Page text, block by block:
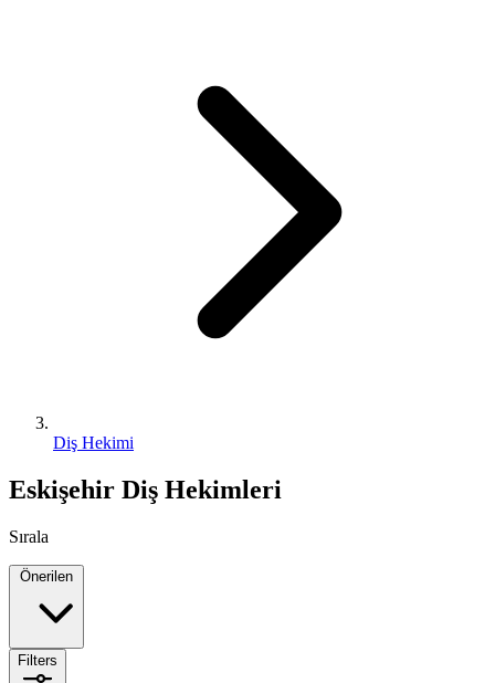
Diş Hekimi
Eskişehir Diş Hekimleri
Sırala
Filters